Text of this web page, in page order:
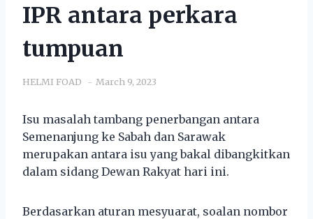
IPR antara perkara
tumpuan
HELMI FOAD March 9, 2023
Isu masalah tambang penerbangan antara
Semenanjung ke Sabah dan Sarawak
merupakan antara isu yang bakal dibangkitkan
dalam sidang Dewan Rakyat hari ini.
Berdasarkan aturan mesyuarat, soalan nombor